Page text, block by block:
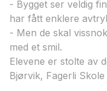
- Bygget ser veldig
har fått enklere
- Men de skal
med et smil.
Elevene er stolte av
Bjørvik, Fagerli